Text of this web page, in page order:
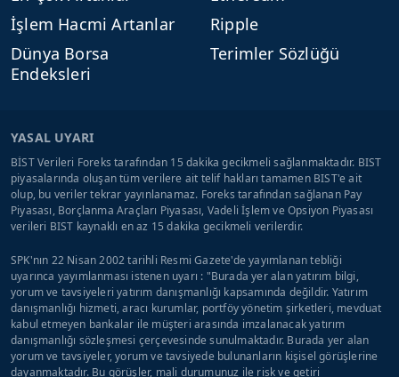
İşlem Hacmi Artanlar
Dünya Borsa
Endeksleri
Ripple
Terimler Sözlüğü
YASAL UYARI
BİST Verileri Foreks tarafından 15 dakika gecikmeli sağlanmaktadır. BIST
piyasalarında oluşan tüm verilere ait telif hakları tamamen BIST'e ait
olup, bu veriler tekrar yayınlanamaz. Foreks tarafından sağlanan Pay
Piyasası, Borçlanma Araçları Piyasası, Vadeli İşlem ve Opsiyon Piyasası
verileri BIST kaynaklı en az 15 dakika gecikmeli verilerdir.
SPK'nın 22 Nisan 2002 tarihli Resmi Gazete'de yayımlanan tebliği
uyarınca yayımlanması istenen uyarı : "Burada yer alan yatırım bilgi,
yorum ve tavsiyeleri yatırım danışmanlığı kapsamında değildir. Yatırım
danışmanlığı hizmeti, aracı kurumlar, portföy yönetim şirketleri, mevduat
kabul etmeyen bankalar ile müşteri arasında imzalanacak yatırım
danışmanlığı sözleşmesi çerçevesinde sunulmaktadır. Burada yer alan
yorum ve tavsiyeler, yorum ve tavsiyede bulunanların kişisel görüşlerine
dayanmaktadır. Bu görüşler, mali durumunuz ile risk ve getiri